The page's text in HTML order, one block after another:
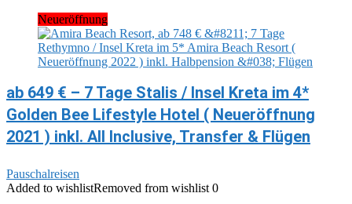
Neueröffnung
ab 649 € – 7 Tage Stalis / Insel Kreta im 4*
Golden Bee Lifestyle Hotel ( Neueröffnung
2021 ) inkl. All Inclusive, Transfer & Flügen
Pauschalreisen
Added to wishlistRemoved from wishlist 0